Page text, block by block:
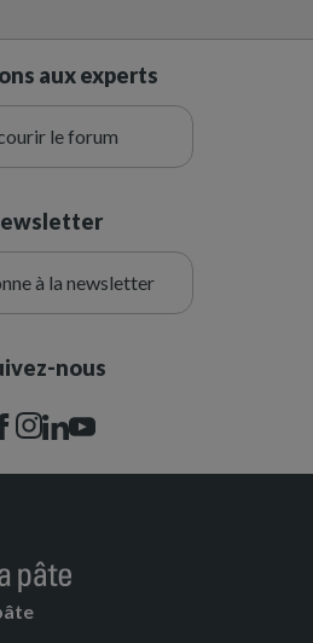
aux experts
le forum
à la newsletter
nous